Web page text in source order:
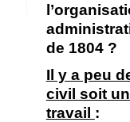
de 1804 ?
Il y a peu
civil soit
travail :